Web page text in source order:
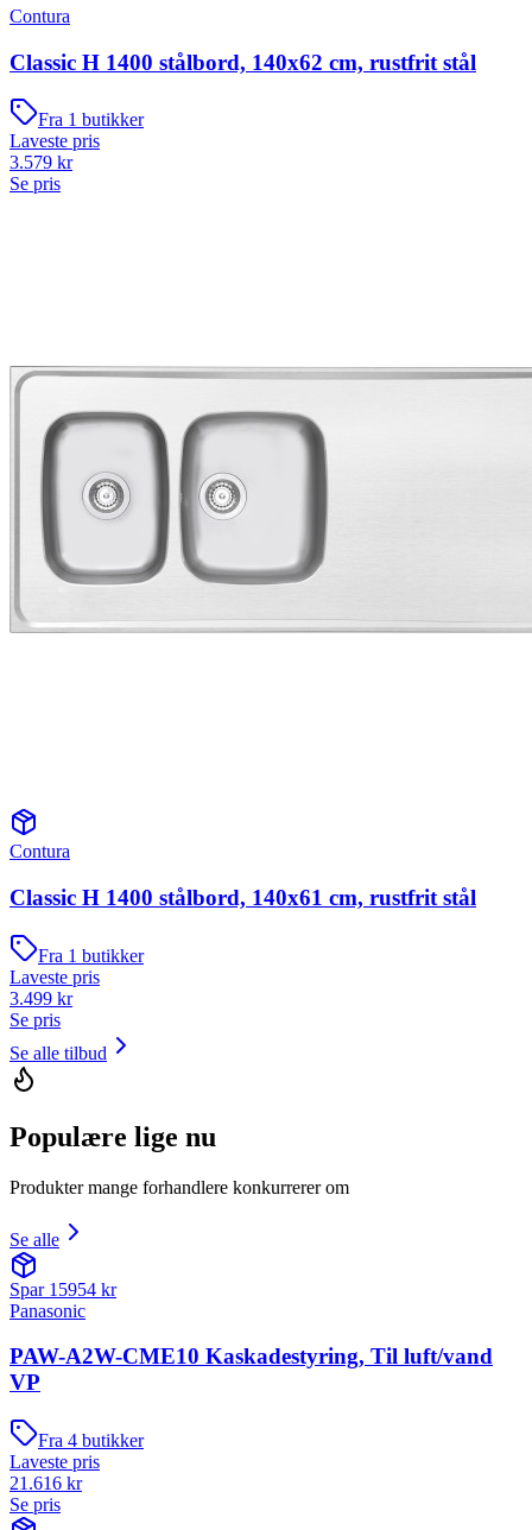
Contura
Classic H 1400 stålbord, 140x62 cm, rustfrit stål
Fra 1 butikker
Laveste pris
3.579 kr
Se pris
Contura
Classic H 1400 stålbord, 140x61 cm, rustfrit stål
Fra 1 butikker
Laveste pris
3.499 kr
Se pris
Se alle tilbud
Populære lige nu
Produkter mange forhandlere konkurrerer om
Se alle
Spar 15954 kr
Panasonic
PAW-A2W-CME10 Kaskadestyring, Til luft/vand
VP
Fra 4 butikker
Laveste pris
21.616 kr
Se pris